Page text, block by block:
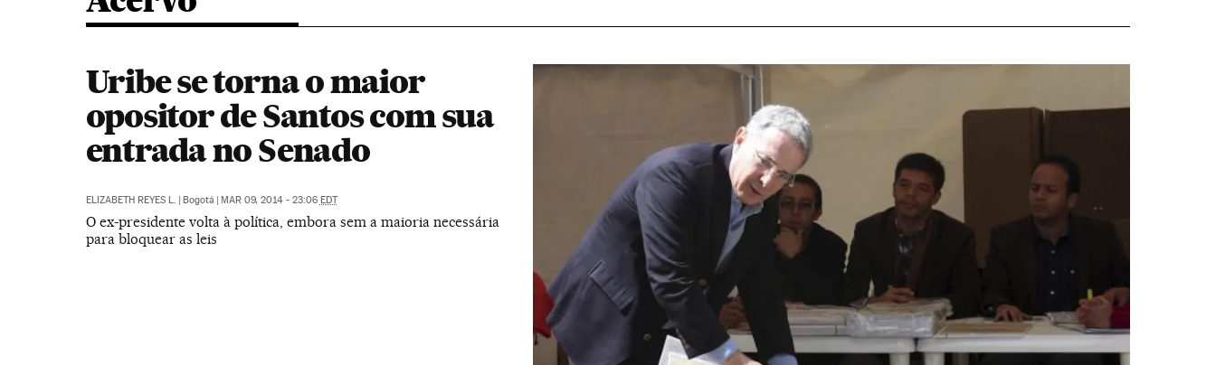
Uribe se torna o maior
opositor de Santos com sua
entrada no Senado
ELIZABETH REYES L. | Bogotá | MAR 09, 2014 - 23:06 EDT
O ex-presidente volta à política, embora sem a maioria necessária
para bloquear as leis